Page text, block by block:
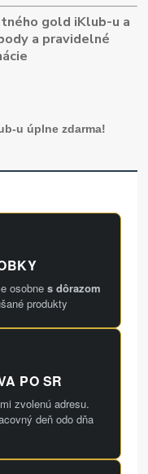
gold iKlub-u a
a pravidelné
u úplne zdarma!
osobne s dôrazom
produkty
PO SR
zvolenú adresu.
deň odo dňa